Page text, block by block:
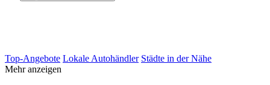
Top-Angebote Lokale Autohändler Städte in der Nähe
Mehr anzeigen